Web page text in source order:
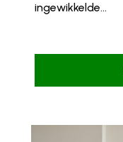
ingewikkelde...